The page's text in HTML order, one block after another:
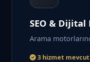
SEO & Dijital
Arama
3 hizmet mevcut